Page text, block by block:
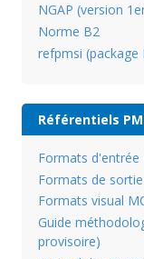
NGAP (version
Norme B2
refpmsi (package
Référentiels
Formats d'entrée
Formats de
Formats visual
Guide
provisoire)